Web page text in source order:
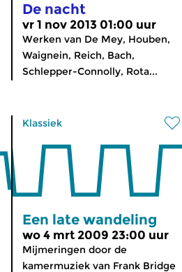
De nacht
vr 1 nov 2013 01:00 uur
Werken van De Mey, Houben,
Waignein, Reich, Bach,
Schlepper-Connolly, Rota...
Klassiek
Een late wandeling
wo 4 mrt 2009 23:00 uur
Mijmeringen door de
kamermuziek van Frank Bridge